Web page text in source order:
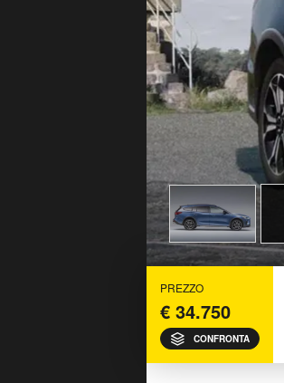
PREZZO
€ 34.750
CONFRONTA